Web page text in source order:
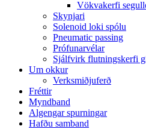
Vökvakerfi
Skynjari
Solenoid loki spólu
Pneumatic passing
Prófunarvélar
Sjálfvirk flutningskerfi
Um okkur
Verksmiðjuferð
Fréttir
Myndband
Algengar spurningar
Hafðu samband